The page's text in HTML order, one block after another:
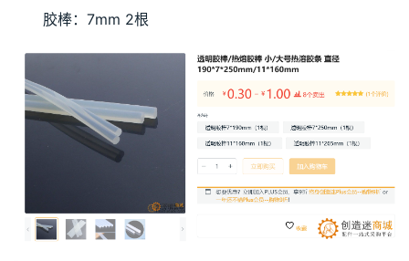
胶棒：7mm 2根